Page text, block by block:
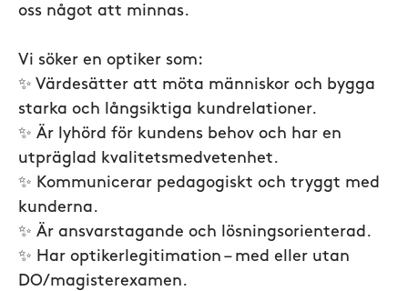
oss något att minnas.
Vi söker en optiker som:
✨ Värdesätter att möta människor och bygga
starka och långsiktiga kundrelationer.
✨ Är lyhörd för kundens behov och har en
utpräglad kvalitetsmedvetenhet.
✨ Kommunicerar pedagogiskt och tryggt med
kunderna.
✨ Är ansvarstagande och lösningsorienterad.
✨ Har optikerlegitimation – med eller utan
DO/magisterexamen.